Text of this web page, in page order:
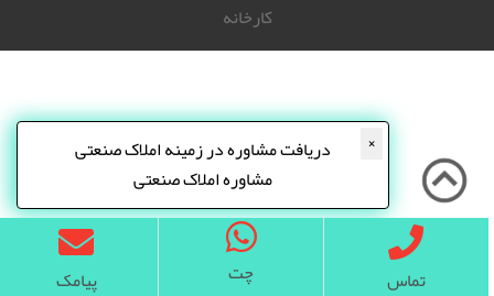
تماس چت پیامک
×
دریافت مشاوره در زمینه املاک صنعتی
مشاوره املاک صنعتی
کارخانه